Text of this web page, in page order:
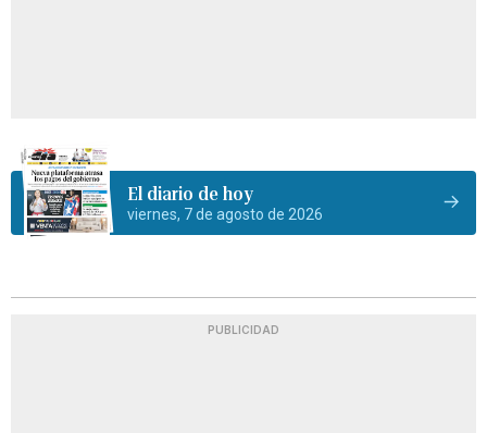
El diario de hoy
viernes, 7 de agosto de 2026
PUBLICIDAD